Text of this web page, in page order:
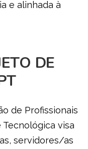
e alinhada à
DE
de Profissionais
Tecnológica visa
servidores/as